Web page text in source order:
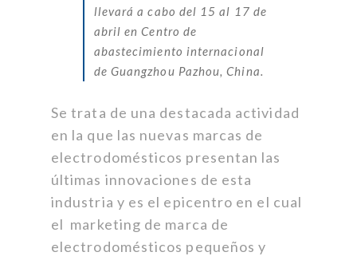
llevará a cabo del 15 al 17 de
abril en Centro de
abastecimiento internacional
de Guangzhou Pazhou, China.
Se trata de una destacada actividad
en la que las nuevas marcas de
electrodomésticos presentan las
últimas innovaciones de esta
industria y es el epicentro en el cual
el marketing de marca de
electrodomésticos pequeños y